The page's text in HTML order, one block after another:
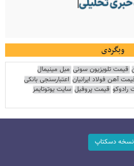
وبگردی
قیمت تلویزیون سونی مبل مینیمال
آهن فولاد ایرانیان اعتبارسنجی بانکی
قیمت پروفیل سایت یوتوتایمز
نسخه دسکتاپ